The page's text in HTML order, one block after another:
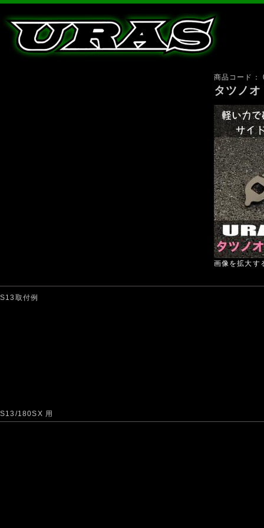
商品コード：
タツ
画像を拡大す
S13取付例
S13/180SX 用